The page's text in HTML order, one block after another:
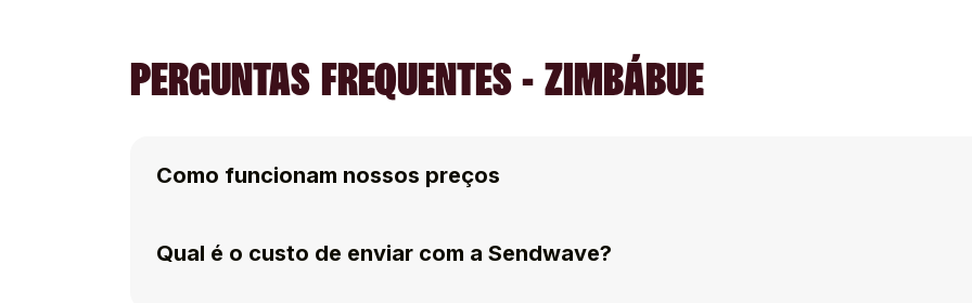
PERGUNTAS FREQUENTES - ZIMBÁBUE
Como funcionam nossos preços
Qual é o custo de enviar com a Sendwave?